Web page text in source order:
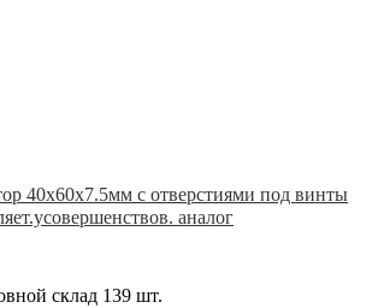
40x60x7.5мм с отверстиями под винты
аналог
склад 139 шт.